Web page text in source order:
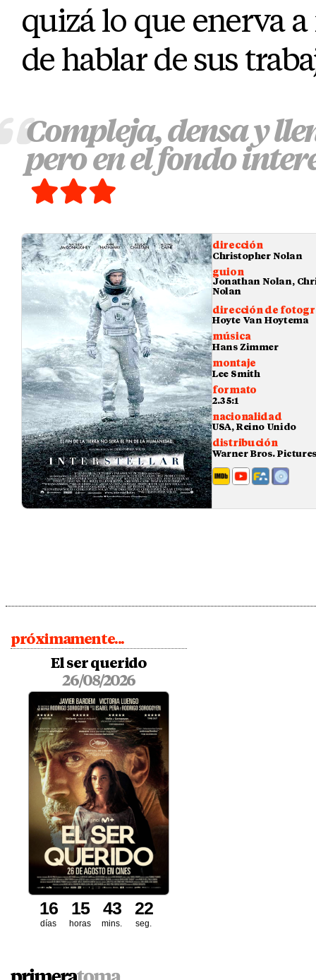
quizá lo que enerva
de hablar de sus
Compleja, densa y
pero en el fondo
dirección
Christopher Nolan
guion
Jonathan Nolan,
Nolan
dirección de
Hoyte Van Hoytema
música
Hans Zimmer
montaje
Lee Smith
formato
2.35:1
nacionalidad
USA, Reino Unido
distribución
Warner Bros. Pictures
próximamente...
El ser querido
26/08/2026
días
16
horas
15
mins.
43
seg.
20
1